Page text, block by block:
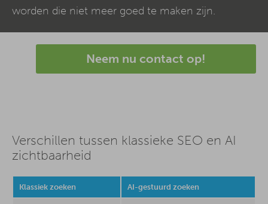
worden die niet meer goed te maken zijn.
Neem nu contact op!
Verschillen tussen klassieke SEO en AI
zichtbaarheid
Klassiek zoeken AI-gestuurd zoeken